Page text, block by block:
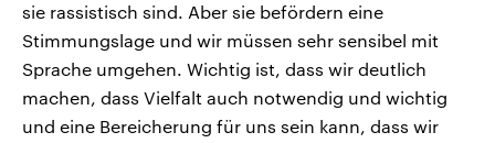
sie rassistisch sind. Aber sie befördern eine
Stimmungslage und wir müssen sehr sensibel mit
Sprache umgehen. Wichtig ist, dass wir deutlich
machen, dass Vielfalt auch notwendig und wichtig
und eine Bereicherung für uns sein kann, dass wir